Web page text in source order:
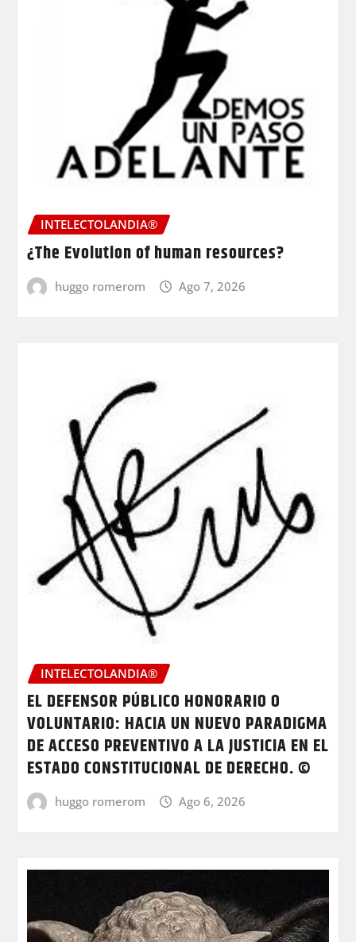
INTELECTOLANDIA®
¿The Evolution of human resources?
huggo romerom Ago 7, 2026
INTELECTOLANDIA®
EL DEFENSOR PÚBLICO HONORARIO O
VOLUNTARIO: HACIA UN NUEVO PARADIGMA
DE ACCESO PREVENTIVO A LA JUSTICIA EN EL
ESTADO CONSTITUCIONAL DE DERECHO. ©
huggo romerom Ago 6, 2026